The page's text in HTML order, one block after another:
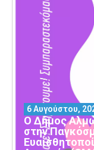
Ο Δήμος
στην
6 Αυγούστου,